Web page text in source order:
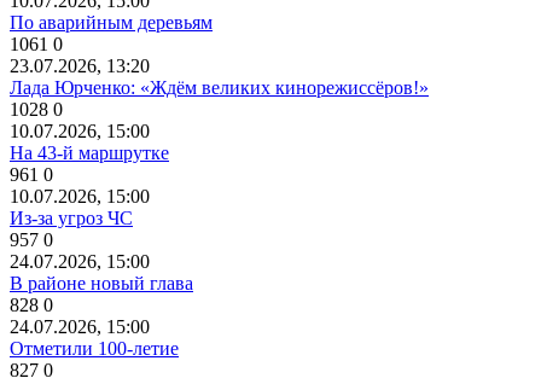
По аварийным деревьям
1061 0
23.07.2026, 13:20
Лада Юрченко: «Ждём великих кинорежиссёров!»
1028 0
10.07.2026, 15:00
На 43-й маршрутке
961 0
10.07.2026, 15:00
Из-за угроз ЧС
957 0
24.07.2026, 15:00
В районе новый глава
828 0
24.07.2026, 15:00
Отметили 100-летие
827 0